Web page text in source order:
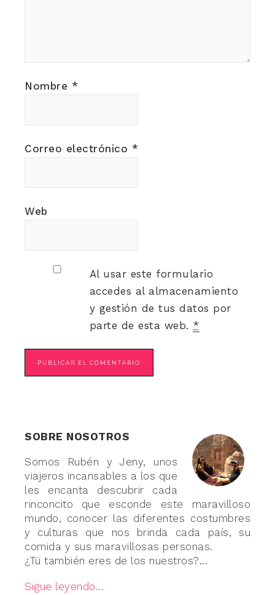
Nombre *
Correo electrónico *
Web
Al usar este formulario
accedes al almacenamiento
y gestión de tus datos por
parte de esta web. *
SOBRE NOSOTROS
Somos Rubén y Jeny, unos
viajeros incansables a los que
les encanta descubrir cada
rinconcito que esconde este maravilloso
mundo, conocer las diferentes costumbres
y culturas que nos brinda cada país, su
comida y sus maravillosas personas.
¿Tú también eres de los nuestros?...
Sigue leyendo...